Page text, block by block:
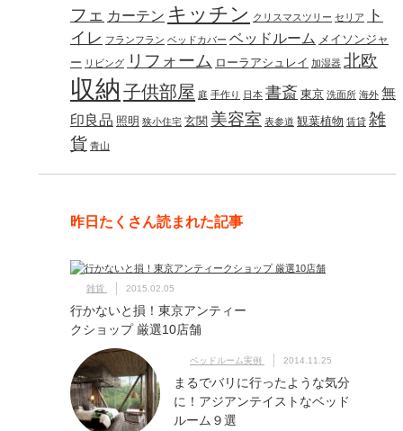
フェ カーテン キッチン クリスマスツリー セリア
ト
イレ フランフラン ベッドカバー ベッドルーム メイソンジャ
ー リビング リフォーム ローラアシュレイ 加湿器 北欧
収納 子供部屋 庭 手作り 日本 書斎 東京 洗面所 海外 無
印良品 照明 狭小住宅 玄関 美容室 表参道 観葉植物 賃貸 雑
貨 青山
昨日たくさん読まれた記事
雑貨 2015.02.05
行かないと損！東京アンティー
クショップ 厳選10店舗
ベッドルーム実例 2014.11.25
まるでバリに行ったような気分
に！アジアンテイストなベッド
ルーム９選